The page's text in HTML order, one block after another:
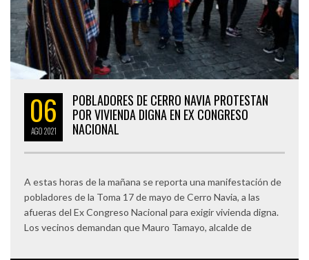
06
AGO2021
POBLADORES DE CERRO NAVIA PROTESTAN
POR VIVIENDA DIGNA EN EX CONGRESO
NACIONAL
A estas horas de la mañana se reporta una manifestación de
pobladores de la Toma 17 de mayo de Cerro Navia, a las
afueras del Ex Congreso Nacional para exigir vivienda digna.
Los vecinos demandan que Mauro Tamayo, alcalde de